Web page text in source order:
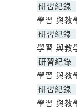
研習紀錄
學習 與教
研習紀錄
學習 與教
研習紀錄
學習 與教
研習紀錄
學習 與教